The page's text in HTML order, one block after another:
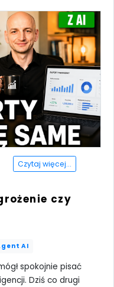
Czytaj więcej...
czy
AI
spokojnie pisać
Dziś co drugi